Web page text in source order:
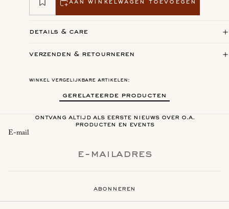
aan winkelwagen toevoegen
details & care
verzenden & retourneren
winkel vergelijkbare artikelen:
gerelateerde producten
ontvang altijd als eerste nieuws over o.a.
producten en events
E-mail
abonneren